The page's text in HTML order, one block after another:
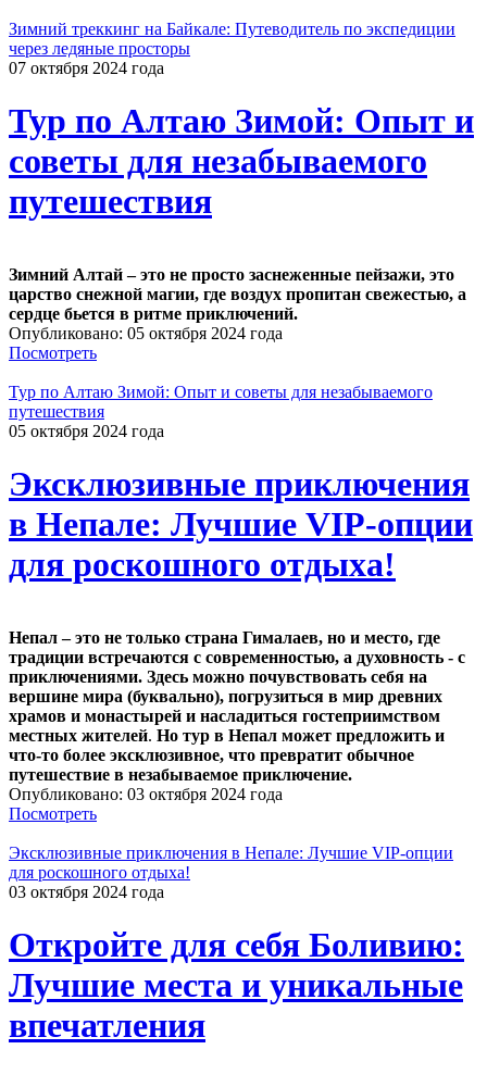
Зимний треккинг на Байкале: Путеводитель по экспедиции
через ледяные просторы
07 октября 2024 года
Тур по Алтаю Зимой: Опыт и
советы для незабываемого
путешествия
Зимний Алтай – это не просто заснеженные пейзажи, это
царство снежной магии, где воздух пропитан свежестью, а
сердце бьется в ритме приключений.
Опубликовано: 05 октября 2024 года
Посмотреть
Тур по Алтаю Зимой: Опыт и советы для незабываемого
путешествия
05 октября 2024 года
Эксклюзивные приключения
в Непале: Лучшие VIP-опции
для роскошного отдыха!
Непал – это не только страна Гималаев, но и место, где
традиции встречаются с современностью, а духовность - с
приключениями. Здесь можно почувствовать себя на
вершине мира (буквально), погрузиться в мир древних
храмов и монастырей и насладиться гостеприимством
местных жителей. Но тур в Непал может предложить и
что-то более эксклюзивное, что превратит обычное
путешествие в незабываемое приключение.
Опубликовано: 03 октября 2024 года
Посмотреть
Эксклюзивные приключения в Непале: Лучшие VIP-опции
для роскошного отдыха!
03 октября 2024 года
Откройте для себя Боливию:
Лучшие места и уникальные
впечатления